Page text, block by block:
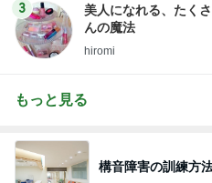
3
美人になれる、たくさ
んの魔法
hiromi
もっと見る
構音障害の訓練方